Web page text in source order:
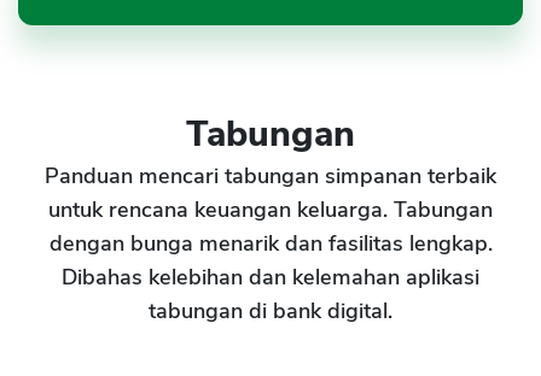
Tabungan
Panduan mencari tabungan simpanan terbaik
untuk rencana keuangan keluarga. Tabungan
dengan bunga menarik dan fasilitas lengkap.
Dibahas kelebihan dan kelemahan aplikasi
tabungan di bank digital.